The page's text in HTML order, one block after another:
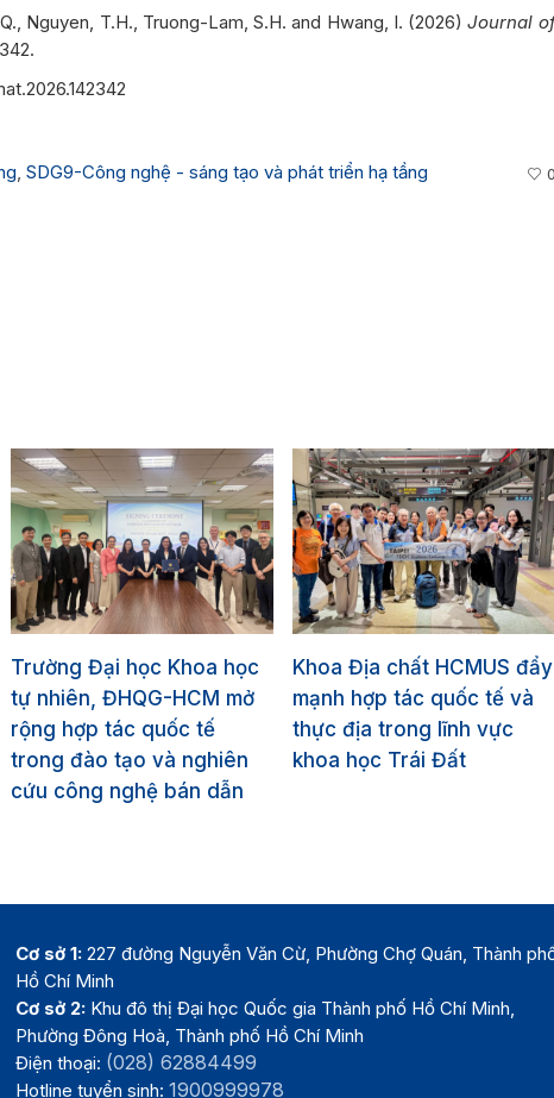
Nguyen, T.H., Truong-Lam, S.H. and Hwang, I. (2026)Journal
SDG9-Công nghệ - sáng tạo và phát triển hạ tầng
Trường Đại học Khoa học
tự nhiên, ĐHQG-HCM mở
rộng hợp tác quốc tế
trong đào tạo và nghiên
cứu công nghệ bán dẫn
Khoa Địa chất HCMUS đẩy
mạnh hợp tác quốc tế và
thực địa trong lĩnh vực
khoa học Trái Đất
Cơ sở 1: 227 đường Nguyễn Văn Cừ, Phường Chợ Quán, Thành
Hồ Chí Minh
Cơ sở 2: Khu đô thị Đại học Quốc gia Thành phố Hồ Chí Minh,
Phường Đông Hoà, Thành phố Hồ Chí Minh
Điện thoại: (028) 62884499
Hotline tuyển sinh:1900999978